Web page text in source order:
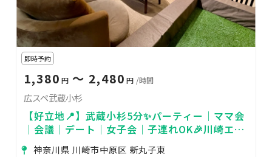
即時予約
1,380 円 〜 2,480 円 /時間
広スペ武蔵小杉
【好立地📍】武蔵小杉5分✨パーティー｜ママ会
｜会議｜デート｜女子会｜子連れOK🎉川崎エリ
ア♪24h営業📣
神奈川県 川崎市中原区 新丸子東